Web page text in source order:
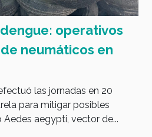
operativos
neumáticos en
las jornadas en 20
para mitigar posibles
aegypti, vector de...